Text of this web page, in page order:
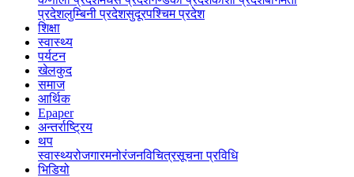
प्रदेशलुम्बिनी प्रदेशसुदूरपश्चिम प्रदेश
शिक्षा
स्वास्थ्य
पर्यटन
खेलकुद
समाज
आर्थिक
Epaper
अन्तर्राष्ट्रिय
थप
स्वास्थ्यरोजगारमनोरंजनविचित्रसूचना प्रविधि
भिडियो